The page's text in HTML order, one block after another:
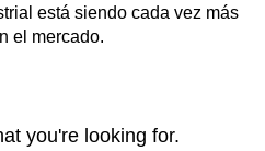
está siendo cada vez más
el mercado.
you're looking for.